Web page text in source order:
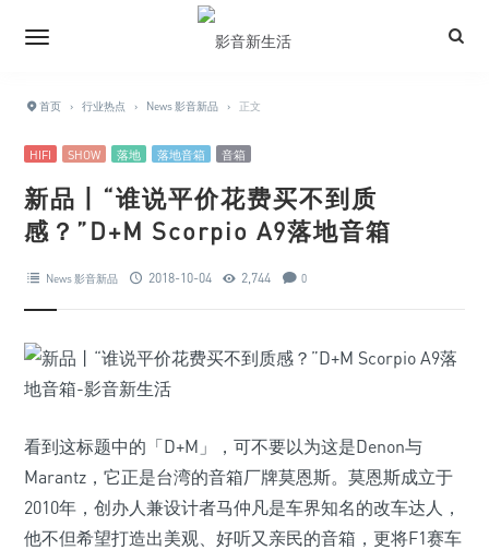
首页 › 行业热点 › News 影音新品 › 正文
HIFI SHOW 落地 落地音箱 音箱
新品丨“谁说平价花费买不到质
感？”D+M Scorpio A9落地音箱
News 影音新品 2018-10-04 2,744 0
看到这标题中的「D+M」，可不要以为这是Denon与
Marantz，它正是台湾的音箱厂牌莫恩斯。莫恩斯成立于
2010年，创办人兼设计者马仲凡是车界知名的改车达人，
他不但希望打造出美观、好听又亲民的音箱，更将F1赛车